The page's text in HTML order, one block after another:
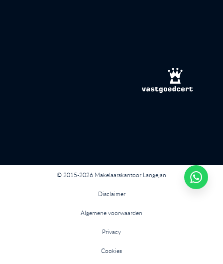
© 2015-2026 Makelaarskantoor Langejan
Disclaimer
Algemene voorwaarden
Privacy
Cookies